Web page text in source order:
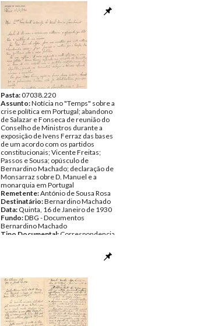
saída de Vicente Freitas do
ministério e sobre a ditadura;
exemplar de livro de Manuel Pestana
sobre Cristóvão Colombo
Remetente:António de Sousa Rosa
Destinatário:Bernardino Machado
Data:Terça, 24 de Setembro de 1929
Fundo:DBG - Documentos
Bernardino Machado
Tipo Documental:Correspondencia
Página(s):4
Pasta:07038.220
Assunto:Notícia no "Temps" sobre a
crise política em Portugal; abandono
de Salazar e Fonseca de reunião do
Conselho de Ministros durante a
exposição de Ivens Ferraz das bases
de um acordo com os partidos
constitucionais; Vicente Freitas;
Passos e Sousa; opúsculo de
Bernardino Machado; declaração de
Monsarraz sobre D. Manuel e a
monarquia em Portugal
Remetente:António de Sousa Rosa
Destinatário:Bernardino Machado
Data: Quinta, 16 de Janeiro de 1930
Fundo:DBG - Documentos
Bernardino Machado
Tipo Documental: Correspondencia